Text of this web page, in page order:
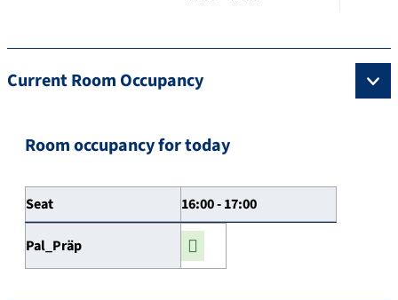
Current Room Occupancy
Room occupancy for today
Seat 16:00 - 17:00
Pal_Präp